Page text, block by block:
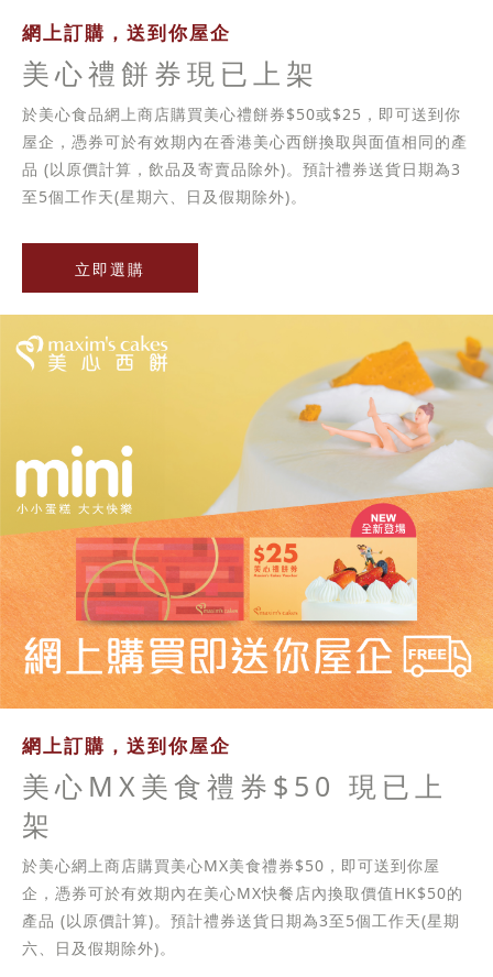
網上訂購，送到你屋企
美心禮餅券現已上架
於美心食品網上商店購買美心禮餅券$50或$25，即可送到你
屋企，憑券可於有效期內在香港美心西餅換取與面值相同的產
品 (以原價計算，飲品及寄賣品除外)。預計禮券送貨日期為3
至5個工作天(星期六、日及假期除外)。
立即選購
網上訂購，送到你屋企
美心MX美食禮券$50 現已上
架
於美心網上商店購買美心MX美食禮券$50，即可送到你屋
企，憑券可於有效期內在美心MX快餐店內換取價值HK$50的
產品 (以原價計算)。預計禮券送貨日期為3至5個工作天(星期
六、日及假期除外)。